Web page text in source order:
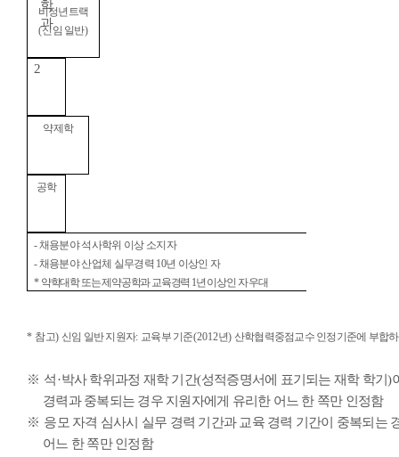
학
과
비정년트랙
(신임 일반)
2
약제학
공학
-채용분야 석사학위 이상 소지자
-채용분야 산업체 실무경력 10년 이상인 자
* 약학대학 또는 제약공학과 교육경력 1년 이상인 자 우대
* 참고) 신임 일반 지원자: 교육부 기준(2012년) 산학협력중점교수 인정기준에 부합
※ 석·박사 학위과정 재학 기간(성적증명서에 표기되는 재학 학기)
경력과 중복되는 경우 지원자에게 유리한 어느 한 쪽만 인정함
※ 응모 자격 심사시 실무 경력 기간과 교육 경력 기간이 중복되는
어느 한 쪽만 인정함